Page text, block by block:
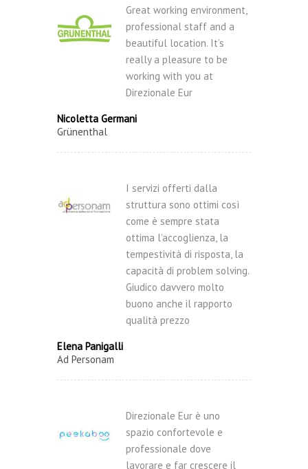
Great working environment,
professional staff and a
beautiful location. It’s
really a pleasure to be
working with you at
Direzionale Eur
Nicoletta Germani
Grünenthal
I servizi offerti dalla
struttura sono ottimi così
come è sempre stata
ottima l’accoglienza, la
tempestività di risposta, la
capacità di problem solving.
Giudico davvero molto
buono anche il rapporto
qualità prezzo
Elena Panigalli
Ad Personam
Direzionale Eur è uno
spazio confortevole e
professionale dove
lavorare e far crescere il